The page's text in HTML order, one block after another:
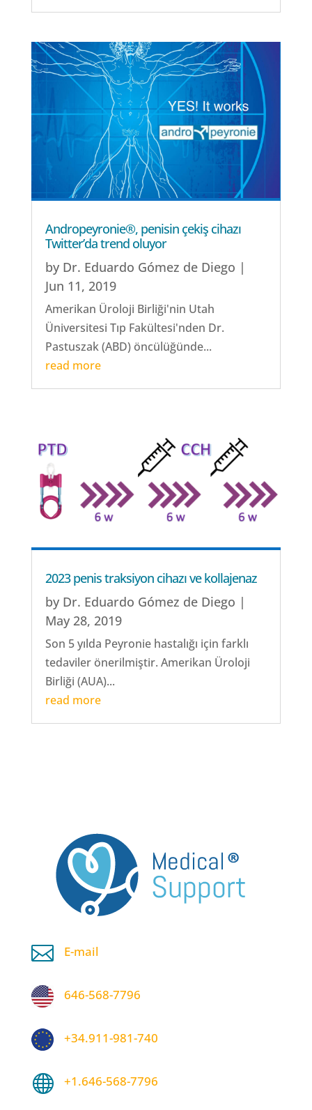
Andropeyronie®, penisin çekiş cihazı
Twitter’da trend oluyor
by Dr. Eduardo Gómez de Diego |
Jun 11, 2019
Amerikan Üroloji Birliği'nin Utah
Üniversitesi Tıp Fakültesi'nden Dr.
Pastuszak (ABD) öncülüğünde...
read more
2023 penis traksiyon cihazı ve kollajenaz
by Dr. Eduardo Gómez de Diego |
May 28, 2019
Son 5 yılda Peyronie hastalığı için farklı
tedaviler önerilmiştir. Amerikan Üroloji
Birliği (AUA)...
read more
 E-mail
646-568-7796
+34.911-981-740
 +1.646-568-7796